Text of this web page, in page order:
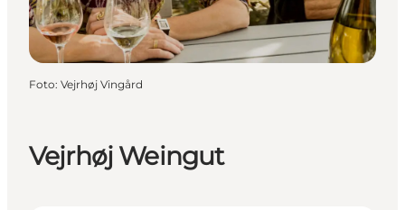
Vejrhøj Weingut
Foto: Vejrhøj Vingård